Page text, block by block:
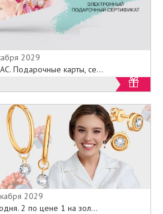
2029
Подарочные карты, се...
2029
2 по цене 1 на зол...